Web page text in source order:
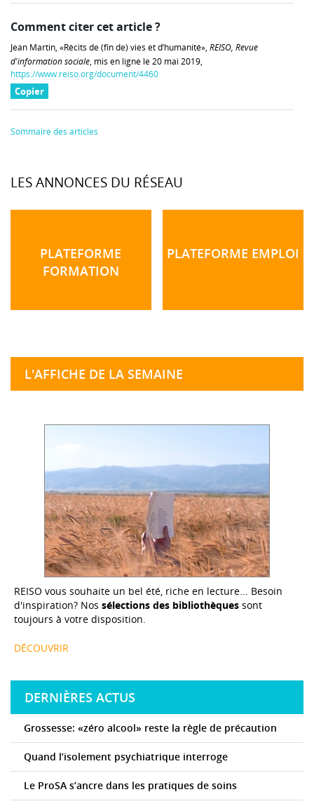
Comment citer cet article ?
Jean Martin, «Récits de (fin de) vies et d’humanité», REISO, Revue
d'information sociale, mis en ligne le 20 mai 2019,
https://www.reiso.org/document/4460
Copier
Sommaire des articles
LES ANNONCES DU RÉSEAU
PLATEFORME
FORMATION
PLATEFORME EMPLOI
L'AFFICHE DE LA SEMAINE
REISO vous souhaite un bel été, riche en lecture... Besoin
d'inspiration? Nos sélections des bibliothèques sont
toujours à votre disposition.
DÉCOUVRIR
DERNIÈRES ACTUS
Grossesse: «zéro alcool» reste la règle de précaution
Quand l’isolement psychiatrique interroge
Le ProSA s’ancre dans les pratiques de soins